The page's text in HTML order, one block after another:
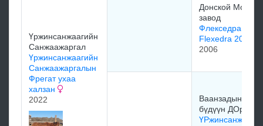
Үржинсанжаагийн
Санжаажаргал
Үржинсанжаагийн
Санжаажаргалын
Фрегат ухаа
халзан
2022
Донской Морин
завод
Флекседра
Flexedra 2006
2006
Ваанзадын
бүдүүн ДОрж